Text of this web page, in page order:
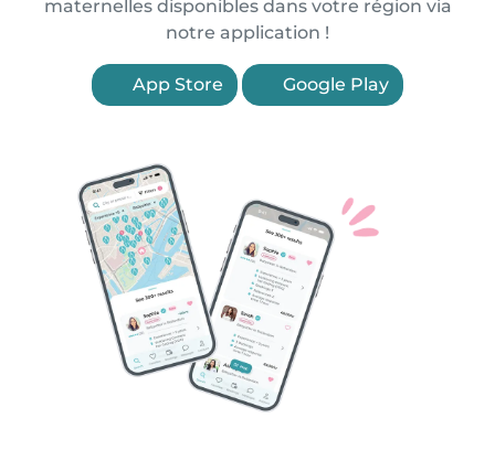
maternelles disponibles dans votre région via
notre application !
App Store Google Play